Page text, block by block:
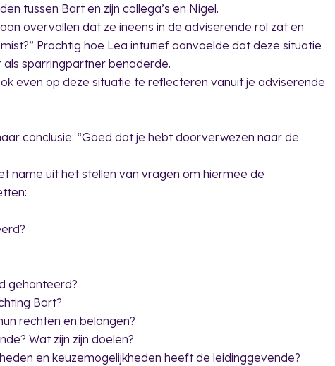
tussen Bart en zijn collega’s en Nigel.
overvallen dat ze ineens in de adviserende rol zat en
Prachtig hoe Lea intuïtief aanvoelde dat deze situatie
sparringpartner benaderde.
even op deze situatie te reflecteren vanuit je adviserende
conclusie: “Goed dat je hebt doorverwezen naar de
name uit het stellen van vragen om hiermee de
gehanteerd?
Bart?
rechten en belangen?
Wat zijn zijn doelen?
en keuzemogelijkheden heeft de leidinggevende?